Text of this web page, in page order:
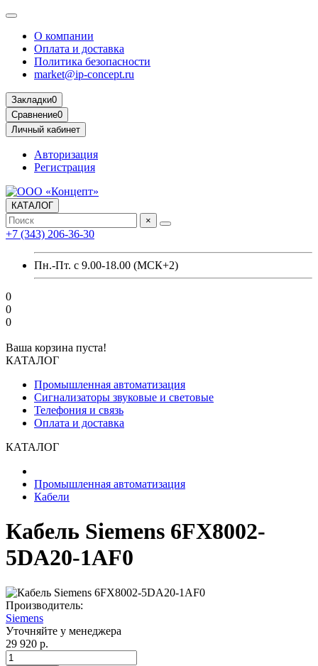
О компании
Оплата и доставка
Политика безопасности
market@ip-concept.ru
Закладки0
Сравнение0
Личный кабинет
Авторизация
Регистрация
КАТАЛОГ
×
+7 (343) 206-36-30
Пн.-Пт. с 9.00-18.00 (МСК+2)
0
0
0
Ваша корзина пуста!
КАТАЛОГ
Промышленная автоматизация
Сигнализаторы звуковые и световые
Телефония и связь
Оплата и доставка
КАТАЛОГ
Промышленная автоматизация
Кабели
Кабель Siemens 6FX8002-
5DA20-1AF0
Производитель:
Siemens
Уточняйте у менеджера
29 920 р.